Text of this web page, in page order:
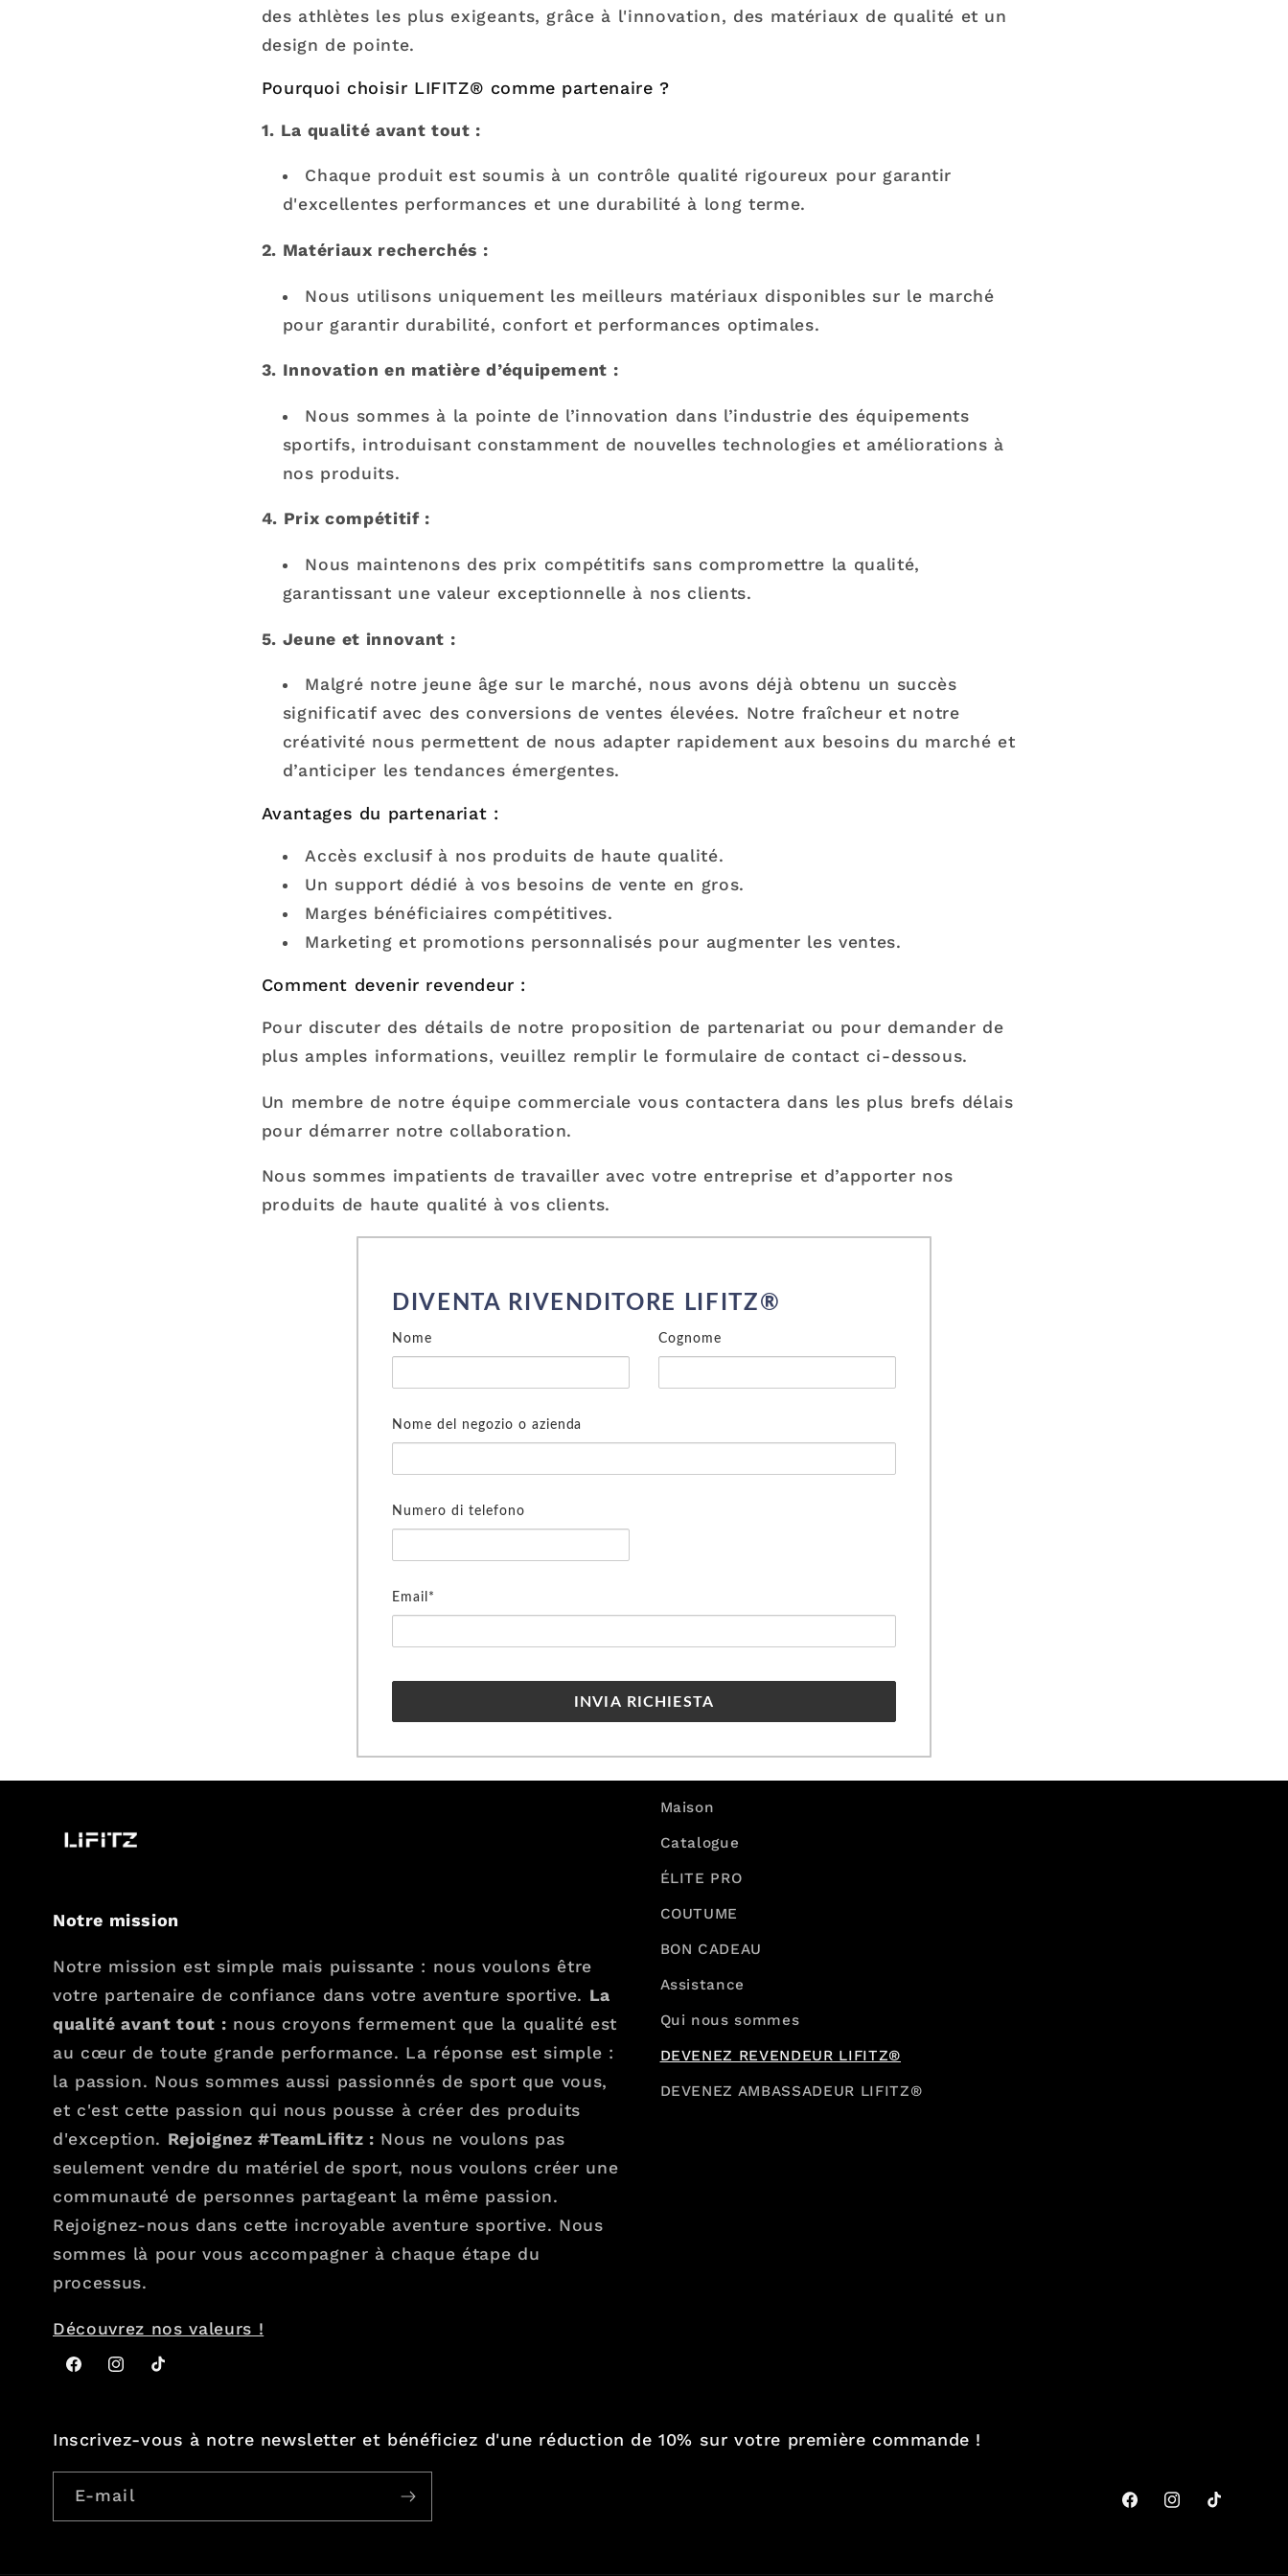
des athlètes les plus exigeants, grâce à l'innovation, des matériaux de qualité et un
design de pointe.
Pourquoi choisir LIFITZ® comme partenaire ?
1. La qualité avant tout :
Chaque produit est soumis à un contrôle qualité rigoureux pour garantir
d'excellentes performances et une durabilité à long terme.
2. Matériaux recherchés :
Nous utilisons uniquement les meilleurs matériaux disponibles sur le marché
pour garantir durabilité, confort et performances optimales.
3. Innovation en matière d’équipement :
Nous sommes à la pointe de l’innovation dans l’industrie des équipements
sportifs, introduisant constamment de nouvelles technologies et améliorations à
nos produits.
4. Prix compétitif :
Nous maintenons des prix compétitifs sans compromettre la qualité,
garantissant une valeur exceptionnelle à nos clients.
5. Jeune et innovant :
Malgré notre jeune âge sur le marché, nous avons déjà obtenu un succès
significatif avec des conversions de ventes élevées. Notre fraîcheur et notre
créativité nous permettent de nous adapter rapidement aux besoins du marché et
d’anticiper les tendances émergentes.
Avantages du partenariat :
Accès exclusif à nos produits de haute qualité.
Un support dédié à vos besoins de vente en gros.
Marges bénéficiaires compétitives.
Marketing et promotions personnalisés pour augmenter les ventes.
Comment devenir revendeur :
Pour discuter des détails de notre proposition de partenariat ou pour demander de
plus amples informations, veuillez remplir le formulaire de contact ci-dessous.
Un membre de notre équipe commerciale vous contactera dans les plus brefs délais
pour démarrer notre collaboration.
Nous sommes impatients de travailler avec votre entreprise et d’apporter nos
produits de haute qualité à vos clients.
DIVENTA RIVENDITORE LIFITZ®
Nome Cognome
Nome del negozio o azienda
Numero di telefono
Email*
INVIA RICHIESTA
Notre mission
Notre mission est simple mais puissante : nous voulons être
votre partenaire de confiance dans votre aventure sportive. La
qualité avant tout : nous croyons fermement que la qualité est
au cœur de toute grande performance. La réponse est simple :
la passion. Nous sommes aussi passionnés de sport que vous,
et c'est cette passion qui nous pousse à créer des produits
d'exception. Rejoignez #TeamLifitz : Nous ne voulons pas
seulement vendre du matériel de sport, nous voulons créer une
communauté de personnes partageant la même passion.
Rejoignez-nous dans cette incroyable aventure sportive. Nous
sommes là pour vous accompagner à chaque étape du
processus.
Découvrez nos valeurs !
FacebookInstagram
TikTok
Maison
Catalogue
ÉLITE PRO
COUTUME
BON CADEAU
Assistance
Qui nous sommes
DEVENEZ REVENDEUR LIFITZ®
DEVENEZ AMBASSADEUR LIFITZ®
Inscrivez-vous à notre newsletter et bénéficiez d'une réduction de 10% sur votre première commande !
E-mail
FacebookInstagram
TikTok